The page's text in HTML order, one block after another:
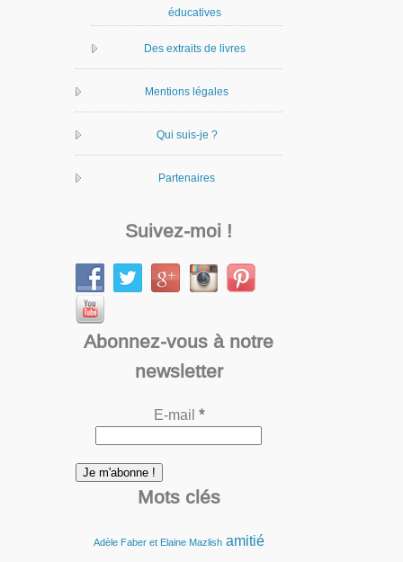
éducatives
Des extraits de livres
Mentions légales
Qui suis-je ?
Partenaires
Suivez-moi !
Abonnez-vous à notre
newsletter
E-mail *
Mots clés
Adèle Faber et Elaine Mazlish amitié